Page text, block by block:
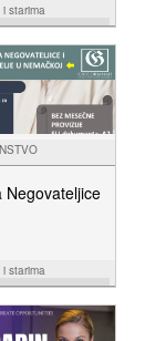
starima
NUDIM
Negovateljice
starima
NUDIM